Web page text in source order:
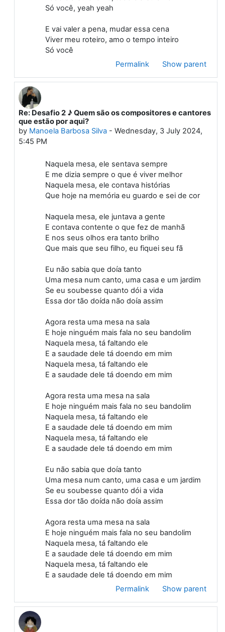
Só você, yeah yeah
E vai valer a pena, mudar essa cena
Viver meu roteiro, amo o tempo inteiro
Só você
Permalink
Show parent
In reply to First post
Re: Desafio 2 ♪ Quem são os compositores e cantores
que estão por aqui?
by Manoela Barbosa Silva- Wednesday, 3 July 2024,
5:45 PM
Naquela mesa, ele sentava sempre
E me dizia sempre o que é viver melhor
Naquela mesa, ele contava histórias
Que hoje na memória eu guardo e sei de cor
Naquela mesa, ele juntava a gente
E contava contente o que fez de manhã
E nos seus olhos era tanto brilho
Que mais que seu filho, eu fiquei seu fã
Eu não sabia que doía tanto
Uma mesa num canto, uma casa e um jardim
Se eu soubesse quanto dói a vida
Essa dor tão doída não doía assim
Agora resta uma mesa na sala
E hoje ninguém mais fala no seu bandolim
Naquela mesa, tá faltando ele
E a saudade dele tá doendo em mim
Naquela mesa, tá faltando ele
E a saudade dele tá doendo em mim
Agora resta uma mesa na sala
E hoje ninguém mais fala no seu bandolim
Naquela mesa, tá faltando ele
E a saudade dele tá doendo em mim
Naquela mesa, tá faltando ele
E a saudade dele tá doendo em mim
Eu não sabia que doía tanto
Uma mesa num canto, uma casa e um jardim
Se eu soubesse quanto dói a vida
Essa dor tão doída não doía assim
Agora resta uma mesa na sala
E hoje ninguém mais fala no seu bandolim
Naquela mesa, tá faltando ele
E a saudade dele tá doendo em mim
Naquela mesa, tá faltando ele
E a saudade dele tá doendo em mim
Permalink
Show parent